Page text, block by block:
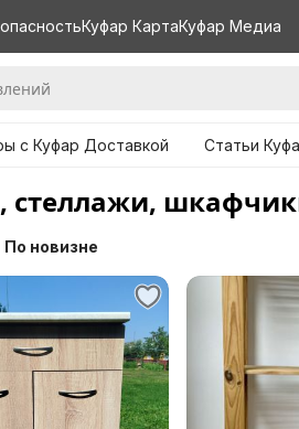
Куфар КартаКуфар Медиа
с Куфар Доставкой Статьи
стеллажи,
По новизне